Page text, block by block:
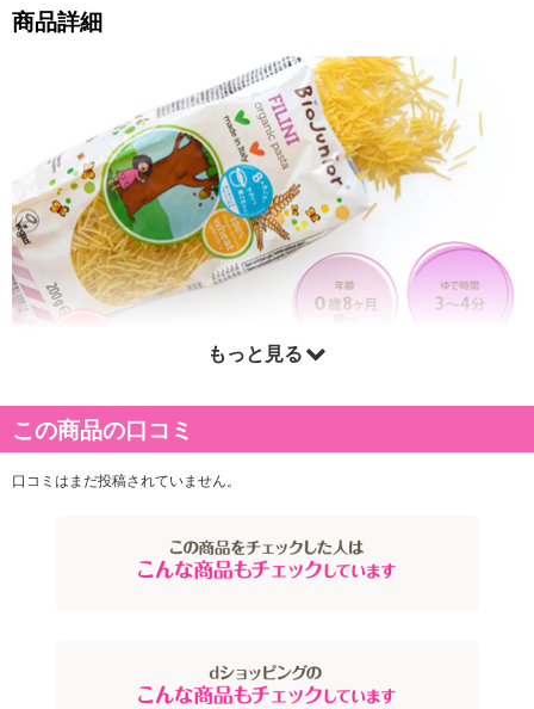
商品詳細
もっと見る
この商品の口コミ
口コミはまだ投稿されていません。